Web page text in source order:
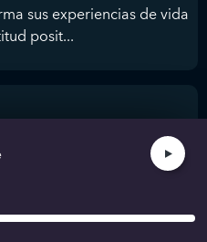
sus experiencias de vida
posit...
lo extraordinario. Con el
climatico